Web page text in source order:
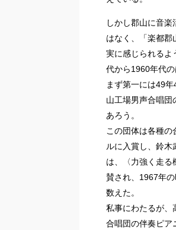
しかし郡山に音
はなく、「楽都郡
実に感じられるよ
代から1960年代の
まず第一には49
山工場男声合唱団
あろう。
この団体は各種の
ルに入賞し、鈴木
は、〈力強く走る
賛され、1967年
数えた。
私事にわたるが、
合唱団の伴奏ピア